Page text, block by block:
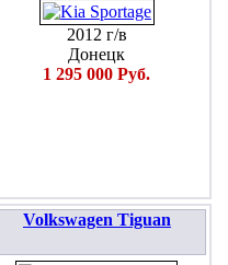
2012 г/в
Донецк
1 295 000 Руб.
Volkswagen Tiguan